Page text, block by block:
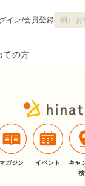
イン/会員登録
ての方
ガジン イベント
キャ